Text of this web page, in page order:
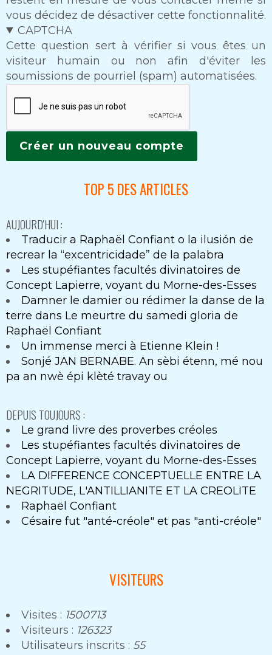
vous décidez de désactiver cette fonctionnalité.
CAPTCHA
Cette question sert à vérifier si vous êtes un
visiteur humain ou non afin d'éviter les
soumissions de pourriel (spam) automatisées.
TOP 5 DES ARTICLES
AUJOURD'HUI :
Traducir a Raphaël Confiant o la ilusión de
recrear la “excentricidade” de la palabra
Les stupéfiantes facultés divinatoires de
Concept Lapierre, voyant du Morne-des-Esses
Damner le damier ou rédimer la danse de la
terre dans Le meurtre du samedi gloria de
Raphaël Confiant
Un immense merci à Etienne Klein !
Sonjé JAN BERNABE. An sèbi étenn, mé nou
pa an nwè épi klèté travay ou
DEPUIS TOUJOURS :
Le grand livre des proverbes créoles
Les stupéfiantes facultés divinatoires de
Concept Lapierre, voyant du Morne-des-Esses
LA DIFFERENCE CONCEPTUELLE ENTRE LA
NEGRITUDE, L'ANTILLIANITE ET LA CREOLITE
Raphaël Confiant
Césaire fut "anté-créole" et pas "anti-créole"
VISITEURS
Visites : 1500713
Visiteurs : 126323
Utilisateurs inscrits : 55